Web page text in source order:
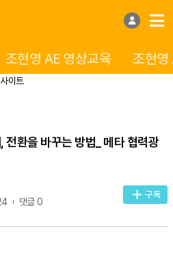
조현영 AE 영상교육 조현영
이트
전환을 바꾸는 방법_ 메타 협력광
댓글 0
구독